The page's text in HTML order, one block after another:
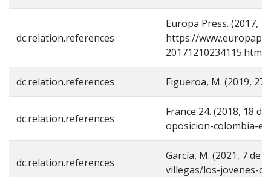
dc.relation.references
Europa Press. (2017,
https://
20171210234115.html
dc.relation.references Figueroa, M. (2019,
dc.relation.references
France 24. (2018, 18
oposicion-colombia-
dc.relation.references
García, M. (2021, 7 de
villegas/los-jovenes-